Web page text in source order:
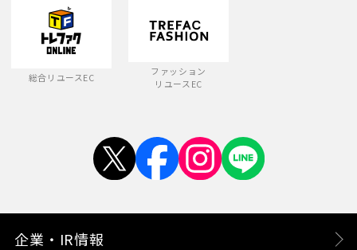
総合リユースEC
ファッション
リユースEC
企業・IR情報